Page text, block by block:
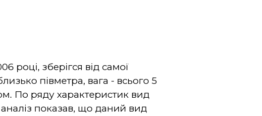
році, зберігся від самої
півметра, вага - всього 5
По ряду характеристик вид
показав, що даний вид